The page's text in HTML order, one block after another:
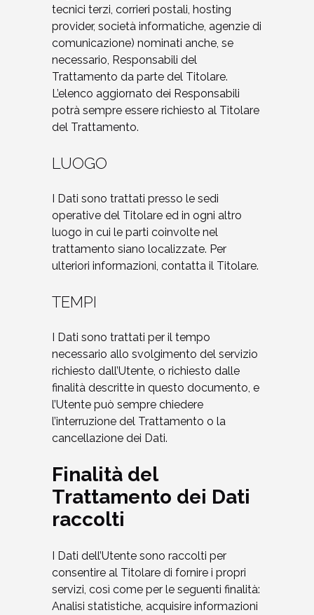
tecnici terzi, corrieri postali, hosting
provider, società informatiche, agenzie di
comunicazione) nominati anche, se
necessario, Responsabili del
Trattamento da parte del Titolare.
L’elenco aggiornato dei Responsabili
potrà sempre essere richiesto al Titolare
del Trattamento.
LUOGO
I Dati sono trattati presso le sedi
operative del Titolare ed in ogni altro
luogo in cui le parti coinvolte nel
trattamento siano localizzate. Per
ulteriori informazioni, contatta il Titolare.
TEMPI
I Dati sono trattati per il tempo
necessario allo svolgimento del servizio
richiesto dall’Utente, o richiesto dalle
finalità descritte in questo documento, e
l’Utente può sempre chiedere
l’interruzione del Trattamento o la
cancellazione dei Dati.
Finalità del
Trattamento dei Dati
raccolti
I Dati dell’Utente sono raccolti per
consentire al Titolare di fornire i propri
servizi, così come per le seguenti finalità:
Analisi statistiche, acquisire informazioni